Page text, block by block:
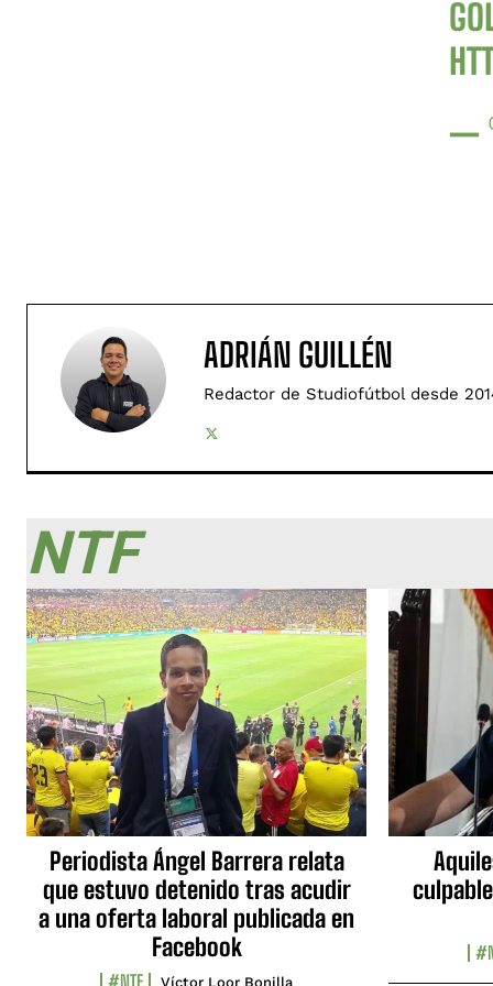
—
ADRIÁN GUILLÉN
Redactor de Studiofútbol desde
NTF
Periodista Ángel Barrera relata
que estuvo detenido tras acudir
a una oferta laboral publicada en
Facebook
#NTF Víctor Loor Bonilla